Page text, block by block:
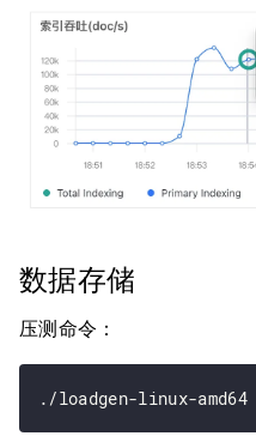
数据存储
压测命令：
./loadgen-linux-